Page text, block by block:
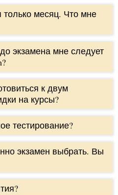
только месяц. Что мне
экзамена мне следует
к двум
на курсы?
тестирование?
экзамен выбрать. Вы